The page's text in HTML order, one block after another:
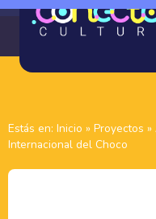
Estás en: Inicio » Proyectos »
Internacional del Choco